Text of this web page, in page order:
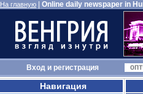
На главную Online daily newspaper in
Входи регистрация
Навигация